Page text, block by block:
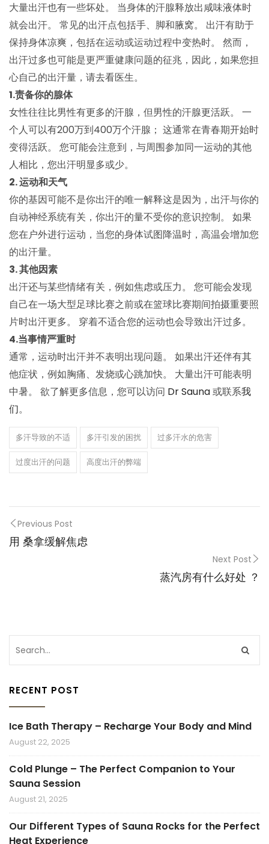
大量出汗也有一些坏处。 当身体的汗腺释放出咸味液体时
就会出汗。 常见的出汗点包括手、脚和腋窝。 出汗有助于
保持身体凉爽，包括在运动或运动过程中变热时。 然而，
出汗过多也可能是更严重健康问题的征兆，因此，如果您担
心自己的出汗量，请去看医生。
1.责备你的腺体
女性往往比男性有更多的汗腺，但男性的汗腺更活跃​​。 一
个人可以有200万到400万个汗腺； 这通常在青春期开始时
变得活跃。 您可能会注意到，与周围参加同一运动的其他
人相比，您出汗明显多或少。
2. 运动和天气
你的基因可能不是你出汗的唯一解释这是因为，出汗与你的
自动神经系统有关，你出汗的量不受你的意识控制。 如果
您在户外进行运动，当您的身体试图降温时，高温会增加您
的出汗量。
3. 其他因素
出汗还与某些情绪有关，例如焦虑或压力。 您可能会发现
自己在一场大型足球比赛之前或在篮球比赛期间拍摄重要照
片时出汗更多。 穿着不适合您的运动也会导致出汗过多。
4.当事情严重时
通常，运动时出汗并不表明出现问题。 如果出汗还伴有其
他症状，例如胸痛、发烧或心跳加快。 大量出汗可能表明
中暑。 欲了解更多信息，您可以访问 Dr Sauna或联系我
们。
多汗导致的不适 多汗引发的困扰 过多汗水的危害
过度出汗的问题 高度出汗的弊端
Previous Post
用 桑拿缓解焦虑
Next Post
蒸汽房有什么好处 ？
RECENT POST
Ice Bath Therapy – Recharge Your Body and Mind
August 22, 2025
Cold Plunge – The Perfect Companion to Your
Sauna Session
August 21, 2025
Our Different Types of Sauna Rocks for the Perfect
Heat Experience